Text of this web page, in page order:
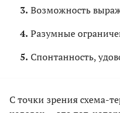
Возможность
Разумные
Спонтанность,
С точки зрения схема-